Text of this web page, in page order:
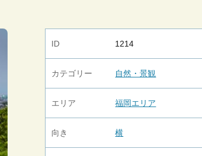
ID 1214
カテゴリー 自然・景観
エリア 福岡エリア
向き 横